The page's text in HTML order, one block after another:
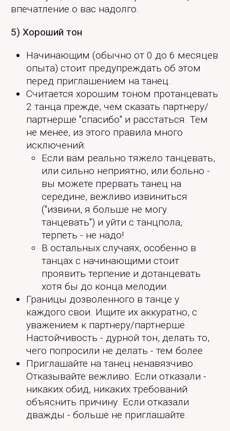
впечатление о вас надолго.
5) Хороший тон
Начинающим (обычно от 0 до 6 месяцев
опыта) стоит предупреждать об этом
перед приглашением на танец.
Считается хорошим тоном протанцевать
2 танца прежде, чем сказать партнеру/
партнерше "спасибо" и расстаться. Тем
не менее, из этого правила много
исключений:
Если вам реально тяжело танцевать,
или сильно неприятно, или больно -
вы можете прервать танец на
середине, вежливо извиниться
("извини, я больше не могу
танцевать") и уйти с танцпола,
терпеть - не надо!
В остальных случаях, особенно в
танцах с начинающими стоит
проявить терпение и дотанцевать
хотя бы до конца мелодии.
Границы дозволенного в танце у
каждого свои. Ищите их аккуратно, с
уважением к партнеру/партнерше.
Настойчивость - дурной тон, делать то,
чего попросили не делать - тем более
Приглашайте на танец ненавязчиво.
Отказывайте вежливо. Если отказали -
никаких обид, никаких требований
объяснить причину. Если отказали
дважды - больше не приглашайте.